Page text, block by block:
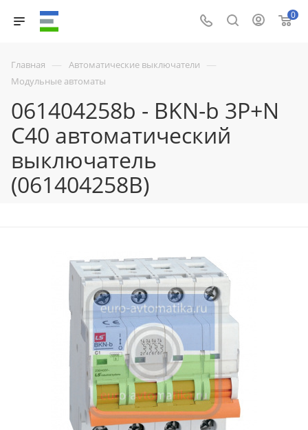
0
Главная — Автоматические выключатели —
Модульные автоматы
061404258b - BKN-b 3P+N
C40 автоматический
выключатель
(061404258B)